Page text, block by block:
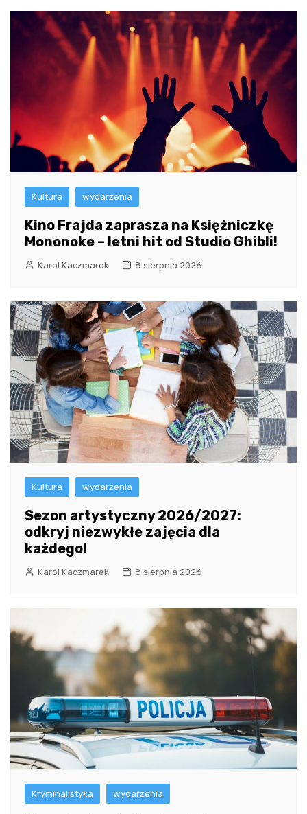
Kultura wydarzenia
Kino Frajda zaprasza na Księżniczkę
Mononoke – letni hit od Studio Ghibli!
Karol Kaczmarek 8 sierpnia 2026
Kultura wydarzenia
Sezon artystyczny 2026/2027:
odkryj niezwykłe zajęcia dla
każdego!
Karol Kaczmarek 8 sierpnia 2026
Kryminalistyka wydarzenia